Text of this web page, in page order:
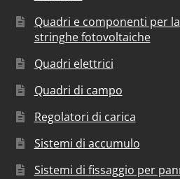
Quadri e componenti per
stringhe fotovoltaiche
Quadri elettrici
Quadri di campo
Regolatori di carica
Sistemi di accumulo
Sistemi di fissaggio per